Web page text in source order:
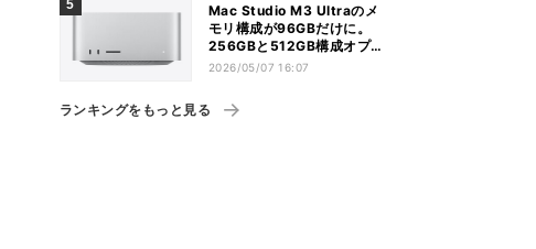
Mac Studio M3 Ultraのメ
モリ構成が96GBだけに。
256GBと512GB構成オプシ
ョンが消失
2026/05/07 16:07
ランキングをもっと見る